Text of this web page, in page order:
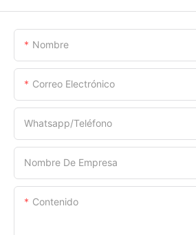
Nombre
Correo Electrónico
Whatsapp/Teléfono
Nombre De Empresa
Contenido